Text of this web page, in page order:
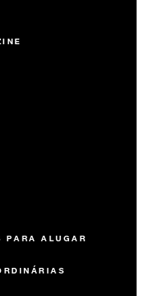
PARA ALUGAR